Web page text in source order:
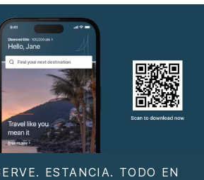
ESTANCIA. TODO EN